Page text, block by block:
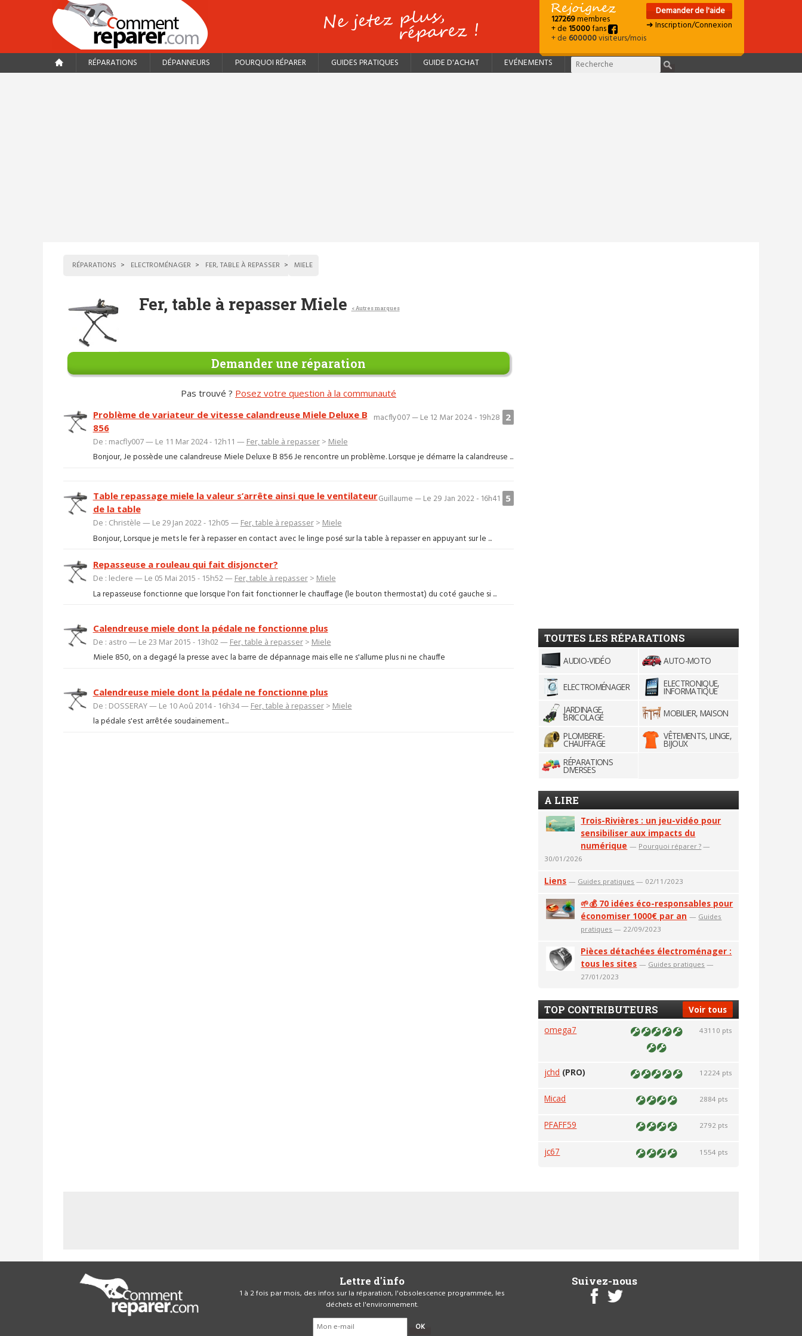
127269membres
+ de15000fans
+ de600000visiteurs/mois
Demander de l'aide
➜ Inscription/Connexion
RÉPARATIONS DÉPANNEURS POURQUOI RÉPARER GUIDES PRATIQUES GUIDE D'ACHAT EVÉNEMENTS
RÉPARATIONS ELECTROMÉNAGER FER, TABLE À REPASSER MIELE
Fer, table à repasser Miele < Autres marques
Demander une réparation
Pas trouvé ? Posez votre question à la communauté
2
macfly007 — Le 12 Mar 2024 - 19h28
Problème de variateur de vitesse calandreuse Miele Deluxe B
856
De : macfly007 — Le 11 Mar 2024 - 12h11 — Fer, table à repasser> Miele
Bonjour, Je possède une calandreuse Miele Deluxe B 856 Je rencontre un problème. Lorsque je démarre la calandreuse ...
5
Guillaume — Le 29 Jan 2022 - 16h41
Table repassage miele la valeur s’arrête ainsi que le ventilateur
de la table
De : Christèle — Le 29 Jan 2022 - 12h05 — Fer, table à repasser> Miele
Bonjour, Lorsque je mets le fer à repasser en contact avec le linge posé sur la table à repasser en appuyant sur le ...
Repasseuse a rouleau qui fait disjoncter?
De : leclere — Le 05 Mai 2015 - 15h52 — Fer, table à repasser> Miele
La repasseuse fonctionne que lorsque l'on fait fonctionner le chauffage (le bouton thermostat) du coté gauche si ...
Calendreuse miele dont la pédale ne fonctionne plus
De : astro — Le 23 Mar 2015 - 13h02 — Fer, table à repasser> Miele
Miele 850, on a degagé la presse avec la barre de dépannage mais elle ne s'allume plus ni ne chauffe
Calendreuse miele dont la pédale ne fonctionne plus
De : DOSSERAY — Le 10 Aoû 2014 - 16h34 — Fer, table à repasser> Miele
la pédale s'est arrêtée soudainement...
TOUTES LES RÉPARATIONS
AUDIO-VIDÉO AUTO-MOTO
ELECTROMÉNAGER ELECTRONIQUE,
INFORMATIQUE
JARDINAGE,
BRICOLAGE
MOBILIER, MAISON
PLOMBERIE-
CHAUFFAGE
VÊTEMENTS, LINGE,
BIJOUX
RÉPARATIONS
DIVERSES
A LIRE
Trois-Rivières : un jeu-vidéo pour
sensibiliser aux impacts du
numérique — Pourquoi réparer ? —
30/01/2026
Liens — Guides pratiques — 02/11/2023
🌱💰 70 idées éco-responsables pour
économiser 1000€ par an — Guides
pratiques — 22/09/2023
Pièces détachées électroménager :
tous les sites — Guides pratiques —
27/01/2023
Voir tous
TOP CONTRIBUTEURS
omega7 43110 pts
jchd (PRO) 12224 pts
Micad 2884 pts
PFAFF59 2792 pts
jc67 1554 pts
Lettre d'info
1 à 2 fois par mois, des infos sur la réparation, l'obsolescence programmée, les
déchets et l'environnement.
OK
Suivez-nous